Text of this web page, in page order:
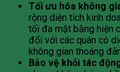
Tối ưu hóa không
rộng diện tích kinh
tối đa mặt bằng hiện
đối với các quán có
không gian thoáng
Bảo vệ khỏi tác